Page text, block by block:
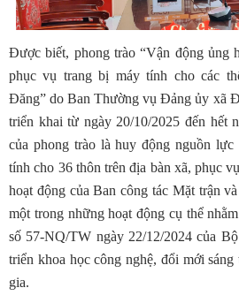
Được biết, phong trào “Vận động ủng
phục vụ trang bị máy tính cho các
Đăng” do Ban Thường vụ Đảng ủy xã
triển khai từ ngày 20/10/2025 đến hết
của phong trào là huy động nguồn
tính cho 36 thôn trên địa bàn xã, phục
hoạt động của Ban công tác Mặt trận
một trong những hoạt động cụ thể
số 57-NQ/TW ngày 22/12/2024 của
triển khoa học công nghệ, đổi mới
gia.